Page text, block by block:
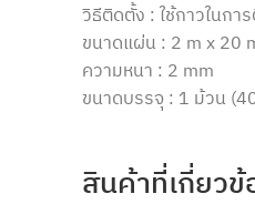
วิธีติดตั้ง : ใช้กาวในกา
ขนาดแผ่น : 2 m x 20
ความหนา : 2 mm
ขนาดบรรจุ : 1 ม้วน
สินค้าที่เกี่ยวข้